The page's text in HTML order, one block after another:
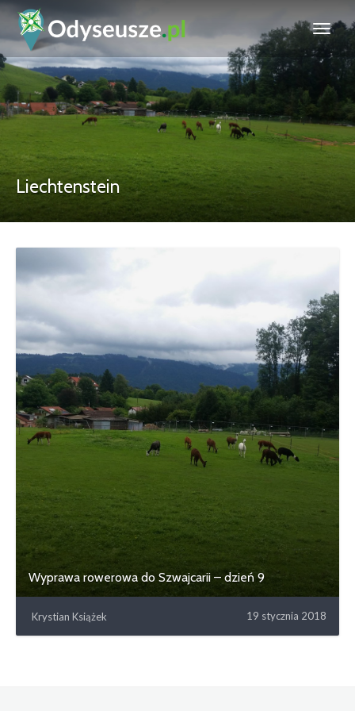
Liechtenstein
Wyprawa rowerowa do Szwajcarii – dzień 9
Krystian Książek 19 stycznia 2018